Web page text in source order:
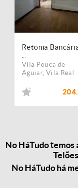
Vila Pouca de
Aguiar, Vila Real
No HáTudo temos
No HáTudo há